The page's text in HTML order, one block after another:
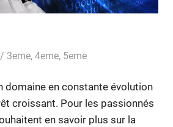
3eme,4eme, 5eme
domaine en constante évolution
croissant. Pour les passionnés
en savoir plus sur la